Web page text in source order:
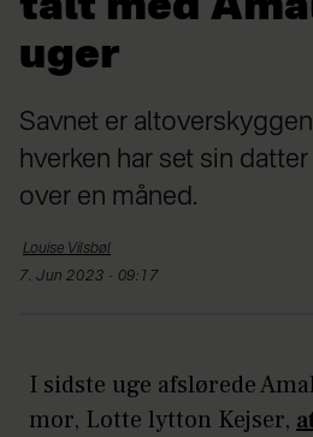
talt med
uger
Savnet er
hverken har set sin
over en måned.
Louise Vilsbøl
7. Jun 2023 - 09:17
I sidste uge afslørede
mor, Lotte lytton Kejser,